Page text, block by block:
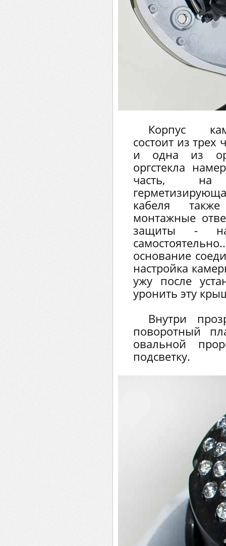
Корпус
состоит из
и одна из
оргстекла
часть, на
кабеля
монтажные
защиты -
основание
настройка
ужу после
уронить эту
Внутри
поворотный
овальной
подсветку.